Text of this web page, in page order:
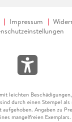
Impressum
leichten
durch einen Stempel
Angaben zu
mangelfreien Exemplars.